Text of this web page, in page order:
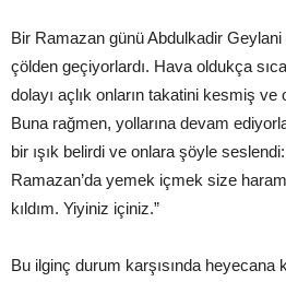
Bir Ramazan günü Abdulkadir Geylani
çölden geçiyorlardı. Hava oldukça
dolayı açlık onların takatini kesmiş ve
Buna rağmen, yollarına devam
bir ışık belirdi ve onlara şöyle
Ramazan’da yemek içmek size
kıldım. Yiyiniz içiniz.”
Bu ilginç durum karşısında heyecana